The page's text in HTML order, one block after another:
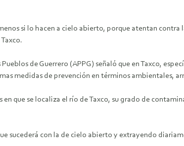
si lo hacen a cielo abierto, porque atentan
de Guerrero (APPG) señaló que en Taxco,
medidas de prevención en términos ambientales,
que se localiza el río de Taxco, su grado de
sucederá con la de cielo abierto y extrayendo